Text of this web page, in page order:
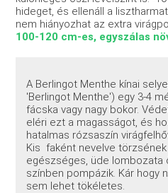
hideget, és ellenáll a
nem hiányozhat az extra
100-120 cm-es, egyszálas
A Berlingot Menthe kínai
'Berlingot Menthe') egy 3-4
fácska vagy nagy bokor.
eléri ezt a magasságot, és
hatalmas rózsaszín
Kis faként nevelve
egészséges, üde lombozata
színben pompázik. Kár hogy
sem lehet tökéletes.